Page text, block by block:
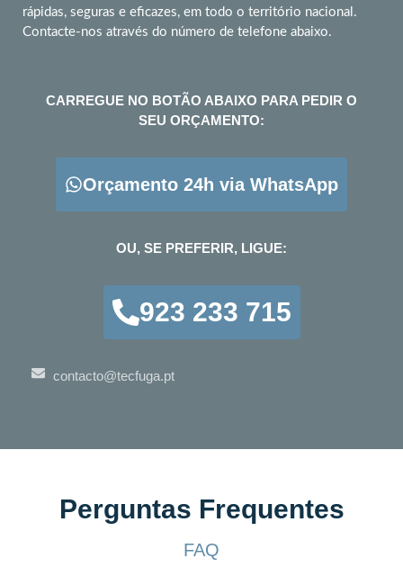
rápidas, seguras e eficazes, em todo o território nacional.
Contacte-nos através do número de telefone abaixo.
CARREGUE NO BOTÃO ABAIXO PARA PEDIR O
SEU ORÇAMENTO:
Orçamento 24h via WhatsApp
OU, SE PREFERIR, LIGUE:
923 233 715
contacto@tecfuga.pt
Perguntas Frequentes
FAQ